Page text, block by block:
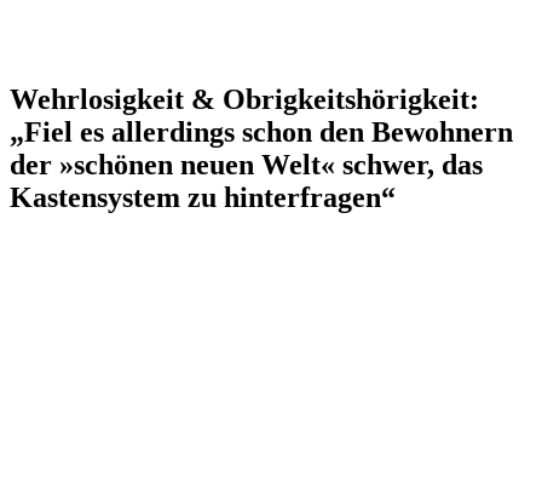
Wehrlosigkeit & Obrigkeitshörigkeit:
„Fiel es allerdings schon den Bewohnern
der »schönen neuen Welt« schwer, das
Kastensystem zu hinterfragen“